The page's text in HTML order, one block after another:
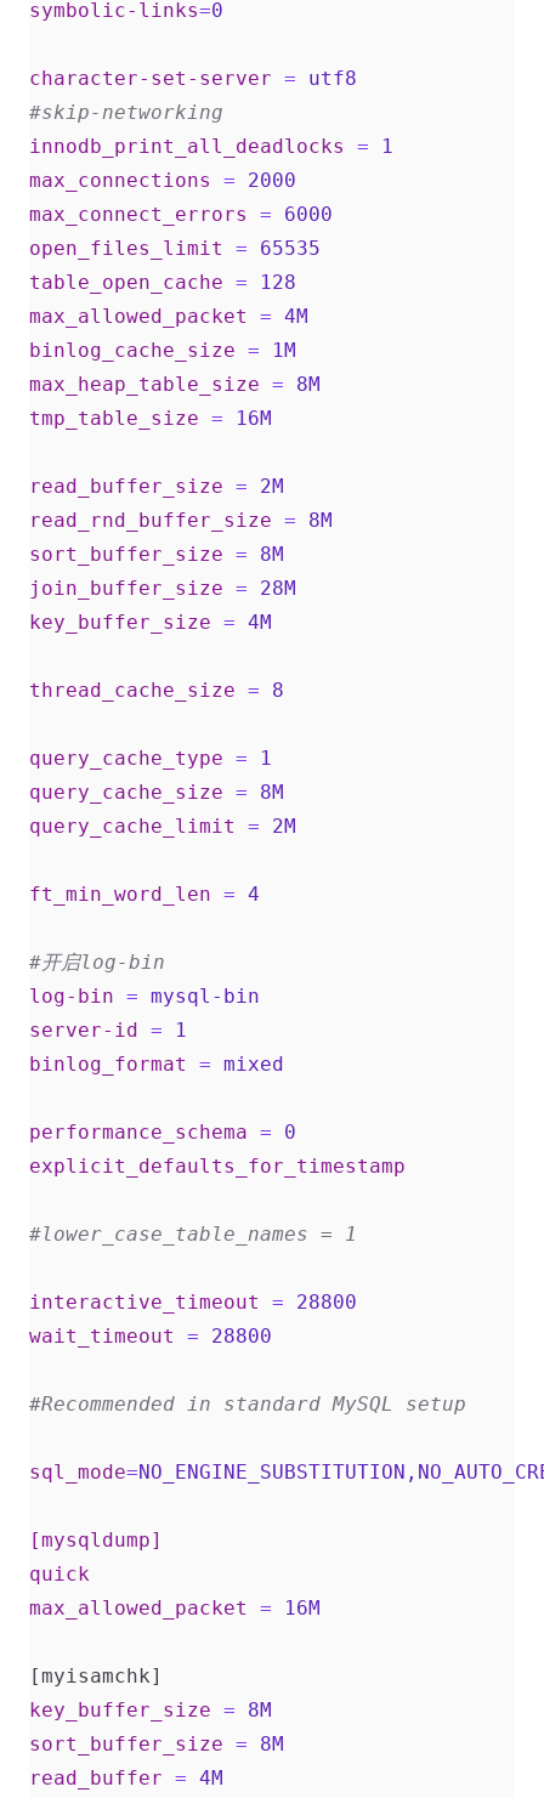
symbolic-links=0
character-set-server =
utf8
#skip-networking
innodb_print_all_deadlocks
=
1
max_connections
=
2000
max_connect_errors
=
6000
open_files_limit
=
65535
table_open_cache =
128
max_allowed_packet
= 4M
binlog_cache_size =
1M
max_heap_table_size =
8M
tmp_table_size = 16M
read_buffer_size =
2M
read_rnd_buffer_size =
8M
sort_buffer_size =
8M
join_buffer_size =
28M
key_buffer_size = 4M
thread_cache_size = 8
query_cache_type =
1
query_cache_size =
8M
query_cache_limit
= 2M
ft_min_word_len = 4
#开启log-bin
log-bin = mysql-bin
server-id =
1
binlog_format
= mixed
performance_schema =
0
explicit_defaults_for_timestamp
#lower_case_table_names = 1
interactive_timeout =
28800
wait_timeout
= 28800
#Recommended in standard MySQL setup
sql_mode=
[mysqldump]
quick
max_allowed_packet
= 16M
[myisamchk]
key_buffer_size =
8M
sort_buffer_size =
8M
read_buffer = 4M